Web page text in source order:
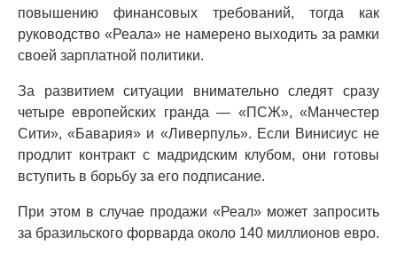
повышению финансовых требований, тогда как
руководство «Реала» не намерено выходить за рамки
своей зарплатной политики.
За развитием ситуации внимательно следят сразу
четыре европейских гранда — «ПСЖ», «Манчестер
Сити», «Бавария» и «Ливерпуль». Если Винисиус не
продлит контракт с мадридским клубом, они готовы
вступить в борьбу за его подписание.
При этом в случае продажи «Реал» может запросить
за бразильского форварда около 140 миллионов евро.